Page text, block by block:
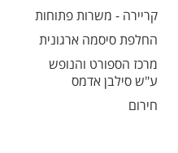
קריירה - משרות פתוחות
החלפת סיסמה ארגונית
מרכז הספורט והנופש
ע"ש סילבן אדמס
חירום